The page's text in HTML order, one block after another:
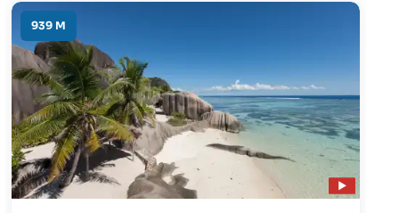
auf das Meer und den vielen Felsen.
939 M